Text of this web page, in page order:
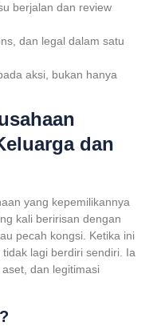
berjalan dan review
dan legal dalam satu
aksi, bukan hanya
dan
yang kepemilikannya
kali beririsan dengan
pecah kongsi. Ketika ini
lagi berdiri sendiri. Ia
dan legitimasi